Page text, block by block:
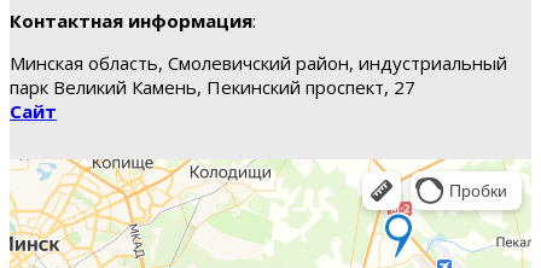
Контактная информация:
Минская область, Смолевичский район, индустриальный
парк Великий Камень, Пекинский проспект, 27
Сайт